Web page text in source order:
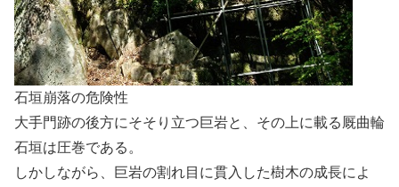
石垣崩落の危険性
大手門跡の後方にそそり立つ巨岩と、その上に載る厩曲輪
石垣は圧巻である。
しかしながら、巨岩の割れ目に貫入した樹木の成長によ